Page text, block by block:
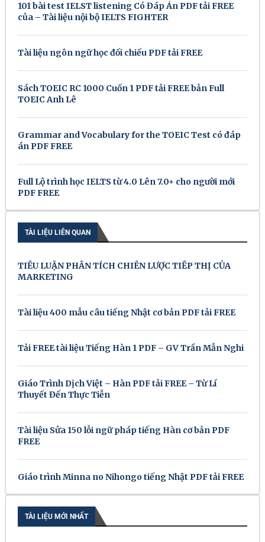
101 bài test IELST listening Có Đáp Án PDF tải FREE
của – Tài liệu nội bộ IELTS FIGHTER
Tài liệu ngôn ngữ học đối chiếu PDF tải FREE
Sách TOEIC RC 1000 Cuốn 1 PDF tải FREE bản Full
TOEIC Anh Lê
Grammar and Vocabulary for the TOEIC Test có đáp
án PDF FREE
Full Lộ trình học IELTS từ 4.0 Lên 7.0+ cho người mới
PDF FREE
TÀI LIỆU LIÊN QUAN
TIỂU LUẬN PHÂN TÍCH CHIÊN LƯỢC TIẾP THỊ CỦA
MARKETING
Tài liệu 400 mẫu câu tiếng Nhật cơ bản PDF tải FREE
Tải FREE tài liệu Tiếng Hàn 1 PDF – GV Trần Mẫn Nghi
Giáo Trình Dịch Việt – Hàn PDF tải FREE – Từ Lí
Thuyết Đến Thực Tiễn
Tài liệu Sửa 150 lỗi ngữ pháp tiếng Hàn cơ bản PDF
FREE
Giáo trình Minna no Nihongo tiếng Nhật PDF tải FREE
TÀI LIỆU MỚI NHẤT